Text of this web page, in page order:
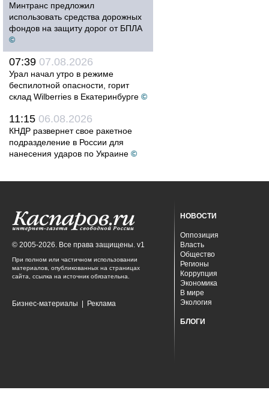
Минтранс предложил
использовать средства дорожных
фондов на защиту дорог от БПЛА
©
07:39 07.08.2026
Урал начал утро в режиме
беспилотной опасности, горит
склад Wilberries в Екатеринбурге ©
11:15 06.08.2026
КНДР развернет свое ракетное
подразделение в России для
нанесения ударов по Украине ©
© 2005-2026. Все права защищены. v1
При полном или частичном использовании
материалов, опубликованных на страницах
сайта, ссылка на источник обязательна.
Бизнес-материалы Реклама
НОВОСТИ
Оппозиция
Власть
Общество
Регионы
Коррупция
Экономика
В мире
Экология
БЛОГИ